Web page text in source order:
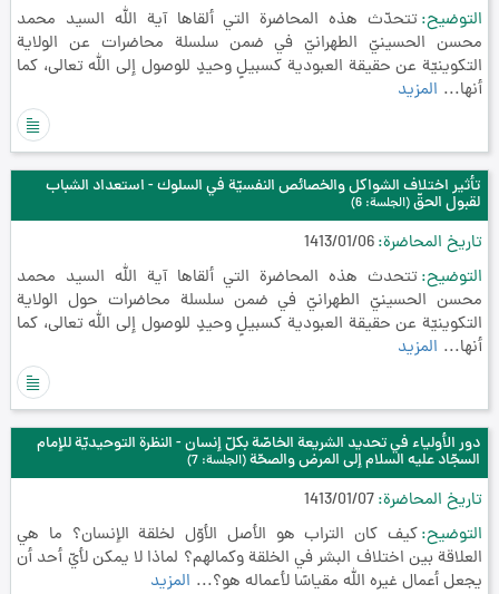
التوضيح تتحدّث هذه المحاضرة التي ألقاها آية الله السيد محمد
محسن الحسينيّ الطهرانيّ في ضمن سلسلة محاضرات عن الولاية
التكوينيّة عن حقيقة العبودية كسبيلٍ وحيدٍ للوصول إلى الله تعالى، كما
أنها... المزيد
تأثير اختلاف الشواكل والخصائص النفسيّة في السلوك - استعداد الشباب
لقبول الحقّ(الجلسة: 6)
تاريخ المحاضرة 1413/01/06
التوضيح تتحدث هذه المحاضرة التي ألقاها آية الله السيد محمد
محسن الحسينيّ الطهرانيّ في ضمن سلسلة محاضرات حول الولاية
التكوينيّة عن حقيقة العبودية كسبيلٍ وحيدٍ للوصول إلى الله تعالى، كما
أنها... المزيد
دور الأولياء في تحديد الشريعة الخاصّة بكلّ إنسان - النظرة التوحيديّة للإمام
السجّاد عليه السلام إلى المرض والصحّة(الجلسة: 7)
تاريخ المحاضرة 1413/01/07
التوضيح كيف كان التراب هو الأصل الأوّل لخلقة الإنسان؟ ما هي
العلاقة بين اختلاف البشر في الخلقة وكمالهم؟ لماذا لا يمكن لأيّ أحد أن
يجعل أعمال غيره الله مقياسًا لأعماله هو؟... المزيد